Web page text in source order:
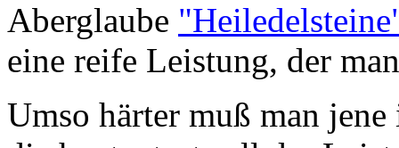
Aberglaube
eine reife Leistung, der
Umso härter muß man